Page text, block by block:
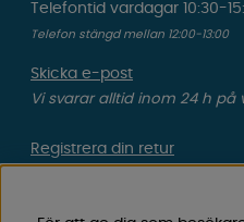
Telefontid vardagar 10:30-
Telefon stängd mellan 12:00-13:00
Skicka e-post
Vi svarar alltid inom 24 h på
Registrera din retur